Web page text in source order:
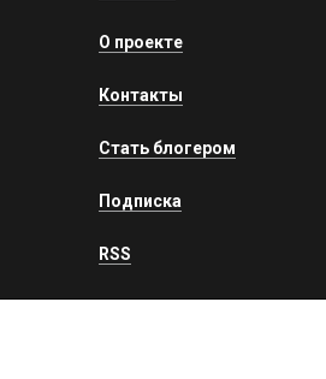
О проекте
Контакты
Стать блогером
Подписка
RSS